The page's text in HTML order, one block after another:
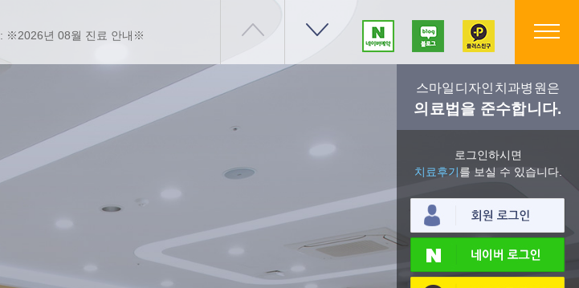
: ※2026년 08월 진료 안내※
: "광주시 노인복지관" 업무 협약(MOU) 체결 안내...
: "대한노인회 경기 광주시지회" 업무 협약...
스마일디자인치과병원은
의료법을 준수합니다.
로그인하시면
치료후기를 보실 수 있습니다.